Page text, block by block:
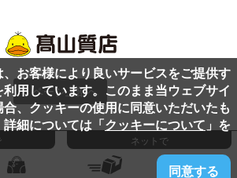
ページ上部へ
ネットで
お客様により良いサービスをご提供す
用しています。このまま当ウェブサイ
合、クッキーの使用に同意いただいたも
細については「クッキーについて 」を
同意する